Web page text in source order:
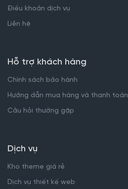
Điều khoản dịch vụ
Liên hệ
Hỗ trợ khách hàng
Chính sách bảo hành
Hướng dẫn mua hàng và thanh toán
Câu hỏi thường gặp
Dịch vụ
Kho theme giá rẻ
Dịch vụ thiết kế web